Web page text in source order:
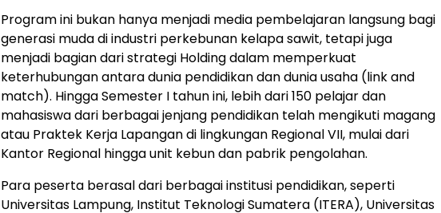
Program ini bukan hanya menjadi media pembelajaran langsung bagi
generasi muda di industri perkebunan kelapa sawit, tetapi juga
menjadi bagian dari strategi Holding dalam memperkuat
keterhubungan antara dunia pendidikan dan dunia usaha (link and
match). Hingga Semester I tahun ini, lebih dari 150 pelajar dan
mahasiswa dari berbagai jenjang pendidikan telah mengikuti magang
atau Praktek Kerja Lapangan di lingkungan Regional VII, mulai dari
Kantor Regional hingga unit kebun dan pabrik pengolahan.
Para peserta berasal dari berbagai institusi pendidikan, seperti
Universitas Lampung, Institut Teknologi Sumatera (ITERA), Universitas